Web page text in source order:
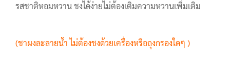
รสชาติหอมหวาน ชงได้ง่ายไม่ต้องเติมความหวานเพิ่มเติม
(ชาผงละลายน้ำ ไม่ต้องชงด้วยเครื่องหรือถุงกรองใดๆ )